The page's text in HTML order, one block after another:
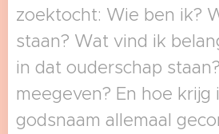
zoektocht: Wie ben ik?
staan? Wat vind ik
in dat ouderschap
meegeven? En hoe krijg
godsnaam allemaal